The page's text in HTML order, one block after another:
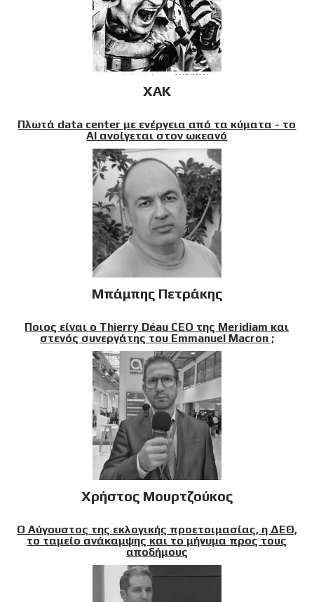
XAK
Πλωτά data center με ενέργεια από τα κύματα - το
AI ανοίγεται στον ωκεανό
Μπάμπης Πετράκης
Ποιος είναι ο Thierry Déau CEO της Meridiam και
στενός συνεργάτης του Emmanuel Macron ;
Χρήστος Μουρτζούκος
Ο Αύγουστος της εκλογικής προετοιμασίας, η ΔΕΘ,
το ταμείο ανάκαμψης και το μήνυμα προς τους
αποδήμους